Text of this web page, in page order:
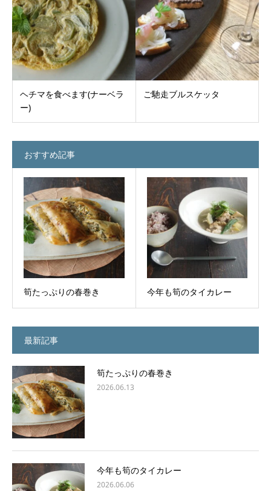
ヘチマを食べます(ナーベラ
ー)
ご馳走ブルスケッタ
おすすめ記事
筍たっぷりの春巻き 今年も筍のタイカレー
最新記事
筍たっぷりの春巻き
2026.06.13
今年も筍のタイカレー
2026.06.06